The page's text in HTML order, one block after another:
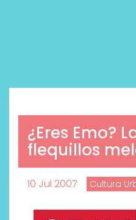
¿Eres Emo?
flequillos
10 Jul 2007 Cultura